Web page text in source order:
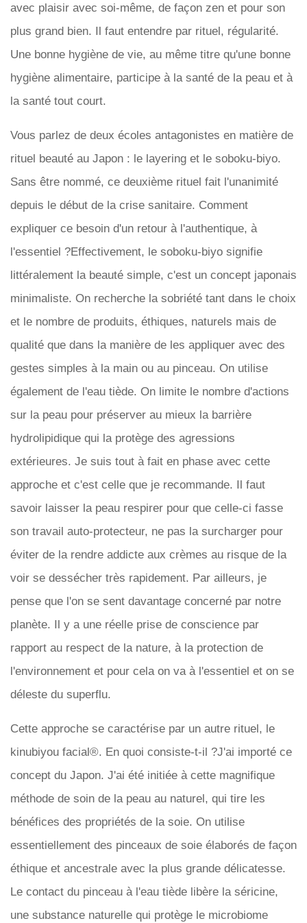
avec plaisir avec soi-même, de façon zen et pour son
plus grand bien. Il faut entendre par rituel, régularité.
Une bonne hygiène de vie, au même titre qu'une bonne
hygiène alimentaire, participe à la santé de la peau et à
la santé tout court.
Vous parlez de deux écoles antagonistes en matière de
rituel beauté au Japon : le layering et le soboku-biyo.
Sans être nommé, ce deuxième rituel fait l'unanimité
depuis le début de la crise sanitaire. Comment
expliquer ce besoin d'un retour à l'authentique, à
l'essentiel ?Effectivement, le soboku-biyo signifie
littéralement la beauté simple, c'est un concept japonais
minimaliste. On recherche la sobriété tant dans le choix
et le nombre de produits, éthiques, naturels mais de
qualité que dans la manière de les appliquer avec des
gestes simples à la main ou au pinceau. On utilise
également de l'eau tiède. On limite le nombre d'actions
sur la peau pour préserver au mieux la barrière
hydrolipidique qui la protège des agressions
extérieures. Je suis tout à fait en phase avec cette
approche et c'est celle que je recommande. Il faut
savoir laisser la peau respirer pour que celle-ci fasse
son travail auto-protecteur, ne pas la surcharger pour
éviter de la rendre addicte aux crèmes au risque de la
voir se dessécher très rapidement. Par ailleurs, je
pense que l'on se sent davantage concerné par notre
planète. Il y a une réelle prise de conscience par
rapport au respect de la nature, à la protection de
l'environnement et pour cela on va à l'essentiel et on se
déleste du superflu.
Cette approche se caractérise par un autre rituel, le
kinubiyou facial®. En quoi consiste-t-il ?J'ai importé ce
concept du Japon. J'ai été initiée à cette magnifique
méthode de soin de la peau au naturel, qui tire les
bénéfices des propriétés de la soie. On utilise
essentiellement des pinceaux de soie élaborés de façon
éthique et ancestrale avec la plus grande délicatesse.
Le contact du pinceau à l'eau tiède libère la séricine,
une substance naturelle qui protège le microbiome